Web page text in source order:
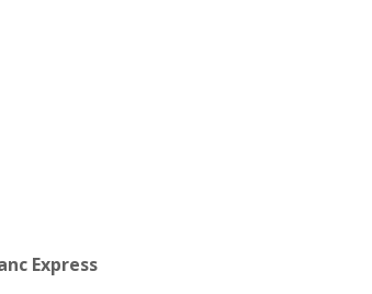
Express